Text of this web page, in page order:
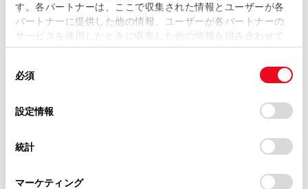
す。各パートナーは、ここで収集された情報とユーザーが各
パートナーに提供した他の情報、ユーザーが各パートナーの
サービスを使用したときに収集した他の情報を組み合わせて
使用することがあります。当ウェブサイトの使用を続行する
デバイスにすべてのCookie(クッキー)が保存されることに同
意したことになります。Cookie(クッキー)のオプトアウト、
設定の変更、同意を撤回したりするにあたっては、当社の
「Cookie（クッキー）情報の取り扱いについて
」をご覧くだ
必須
設定情報
統計
マーケティング
営業日カレンダー